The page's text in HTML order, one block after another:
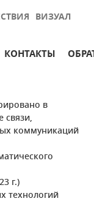
ВИЗУАЛ
КОНТАКТЫ
в
связи,
коммуникаций
г.)
технологий